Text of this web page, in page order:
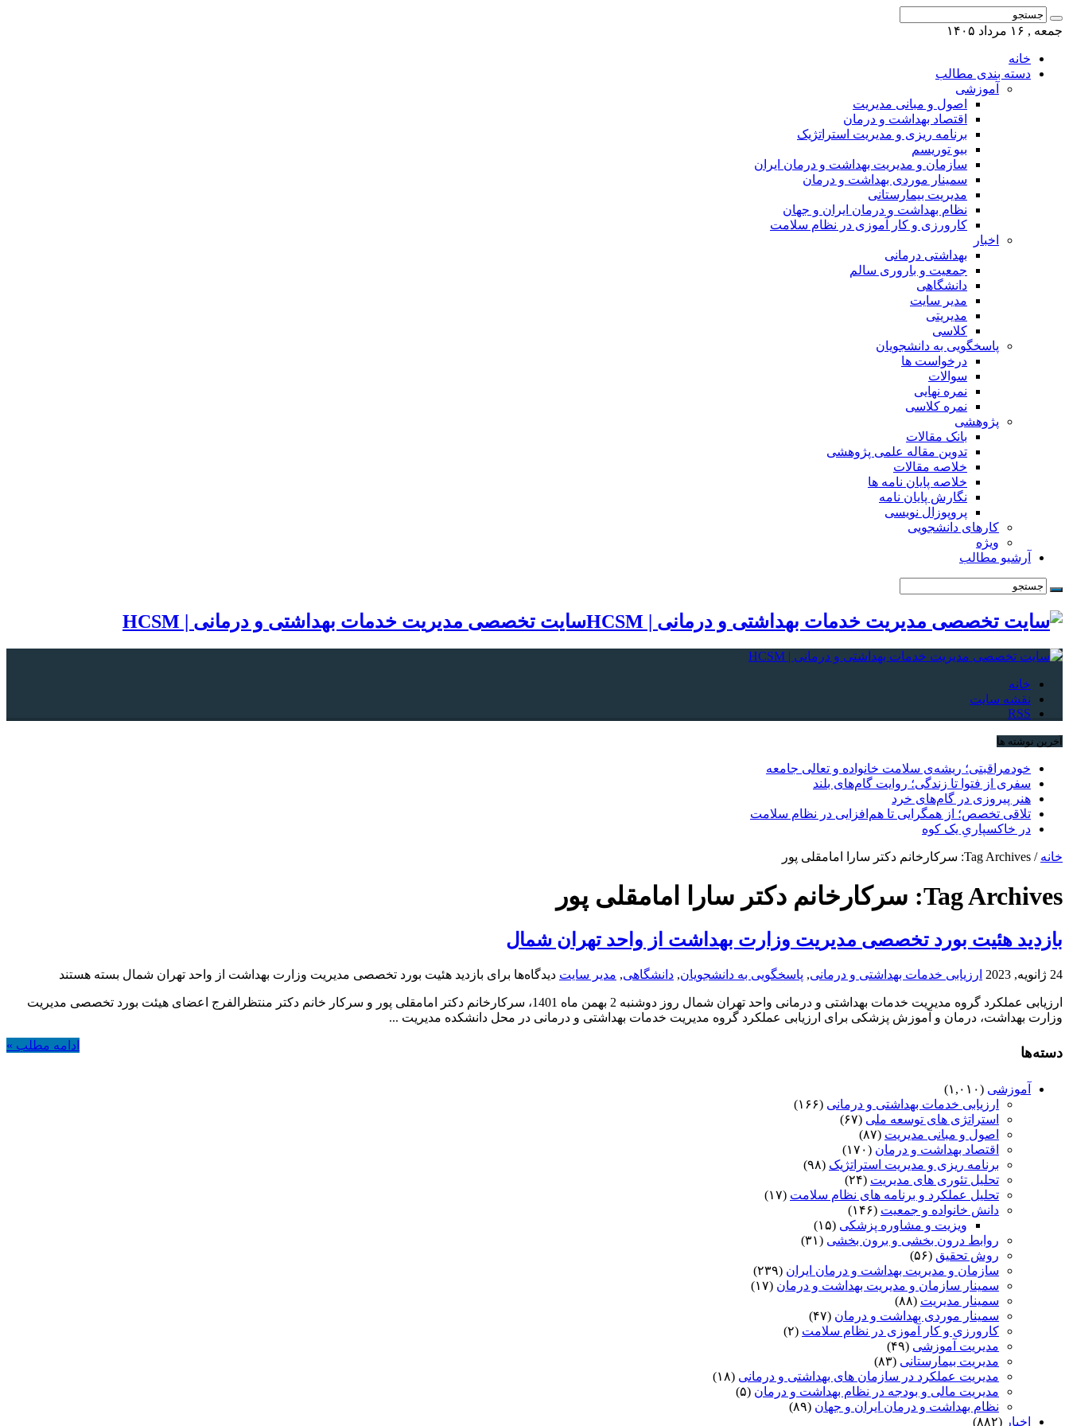
جمعه , ۱۶ مرداد ۱۴۰۵
خانه
دسته بندی مطالب
آموزشی
اصول و مبانی مدیریت
اقتصاد بهداشت و درمان
برنامه ریزی و مدیریت استراتژیک
بیو توریسم
سازمان و مدیریت بهداشت و درمان ایران
سمینار موردی بهداشت و درمان
مدیریت بیمارستانی
نظام بهداشت و درمان ایران و جهان
کارورزی و کار آموزی در نظام سلامت
اخبار
بهداشتی درمانی
جمعیت و باروری سالم
دانشگاهی
مدیر سایت
مدیریتی
کلاسی
پاسخگویی به دانشجویان
درخواست ها
سوالات
نمره نهایی
نمره کلاسی
پژوهشی
بانک مقالات
تدوین مقاله علمی پژوهشی
خلاصه مقالات
خلاصه پایان نامه ها
نگارش پایان نامه
پروپوزال نویسی
کارهای دانشجویی
ویژه
آرشیو مطالب
سایت تخصصی مدیریت خدمات بهداشتی و درمانی | HCSM
خانه
نقشه سایت
RSS
آخرین نوشته ها
خودمراقبتی؛ ریشه‌ی سلامت خانواده و تعالی جامعه
سفری از فتوا تا زندگی؛ روایت گام‌های بلند
هنر پیروزی در گام‌های خرد
تلاقی تخصص؛ از همگرایی تا هم‌افزایی در نظام سلامت
در خاکسپاریِ یک کوه
خانه / Tag Archives: سرکارخانم دکتر سارا امامقلی پور
Tag Archives: سرکارخانم دکتر سارا امامقلی پور
بازدید هئیت بورد تخصصی مدیریت وزارت بهداشت از واحد تهران شمال
24 ژانویه, 2023 ارزیابی خدمات بهداشتی و درمانی, پاسخگویی به دانشجویان, دانشگاهی, مدیر سایت دیدگاه‌ها برای بازدید هئیت بورد تخصصی مدیریت وزارت بهداشت از واحد تهران شمال بسته هستند
ارزیابی عملکرد گروه مدیریت خدمات بهداشتی و درمانی واحد تهران شمال روز دوشنبه 2 بهمن ماه 1401، سرکارخانم دکتر امامقلی پور و سرکار خانم دکتر منتظرالفرج اعضای هیئت بورد تخصصی مدیریت
وزارت بهداشت، درمان و آموزش پزشکی برای ارزیابی عملکرد گروه مدیریت خدمات بهداشتی و درمانی در محل دانشکده مدیریت ...
ادامه مطلب » دسته‌ها
آموزشی (۱,۰۱۰)
ارزیابی خدمات بهداشتی و درمانی (۱۶۶)
استراتژی های توسعه ملی (۶۷)
اصول و مبانی مدیریت (۸۷)
اقتصاد بهداشت و درمان (۱۷۰)
برنامه ریزی و مدیریت استراتژیک (۹۸)
تحلیل تئوری های مدیریت (۲۴)
تحلیل عملکرد و برنامه های نظام سلامت (۱۷)
دانش خانواده و جمعیت (۱۴۶)
ویزیت و مشاوره پزشکی (۱۵)
روابط درون بخشی و برون بخشی (۳۱)
روش تحقیق (۵۶)
سازمان و مدیریت بهداشت و درمان ایران (۲۳۹)
سمینار سازمان و مدیریت بهداشت و درمان (۱۷)
سمینار مدیریت (۸۸)
سمینار موردی بهداشت و درمان (۴۷)
کارورزی و کار آموزی در نظام سلامت (۲)
مدیریت آموزشی (۴۹)
مدیریت بیمارستانی (۸۳)
مدیریت عملکرد در سازمان های بهداشتی و درمانی (۱۸)
مدیریت مالی و بودجه در نظام بهداشت و درمان (۵)
نظام بهداشت و درمان ایران و جهان (۸۹)
اخبار (۸۸۲)